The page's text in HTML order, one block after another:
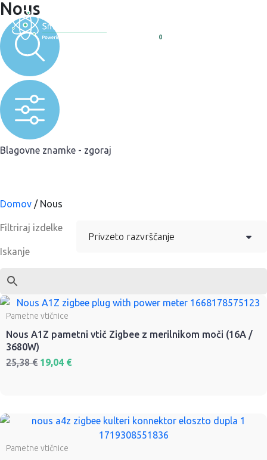
0
Nous
Blagovne znamke - zgoraj
Domov / Nous
Filtriraj izdelke
Iskanje
Pametne vtičnice
Nous A1Z pametni vtič Zigbee z merilnikom moči (16A /
3680W)
25,38€ 19,04 €
Pametne vtičnice